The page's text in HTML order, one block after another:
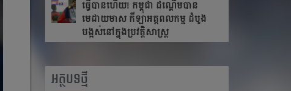
ធ្វើបានហើយ! កម្ពុជា ដណ្តើមបាន
មេដាយមាស កីឡាអត្តពលកម្ម ដំបូង
បង្អស់នៅក្នុងប្រវត្តិសាស្រ្ត
អត្ថបទថ្មី